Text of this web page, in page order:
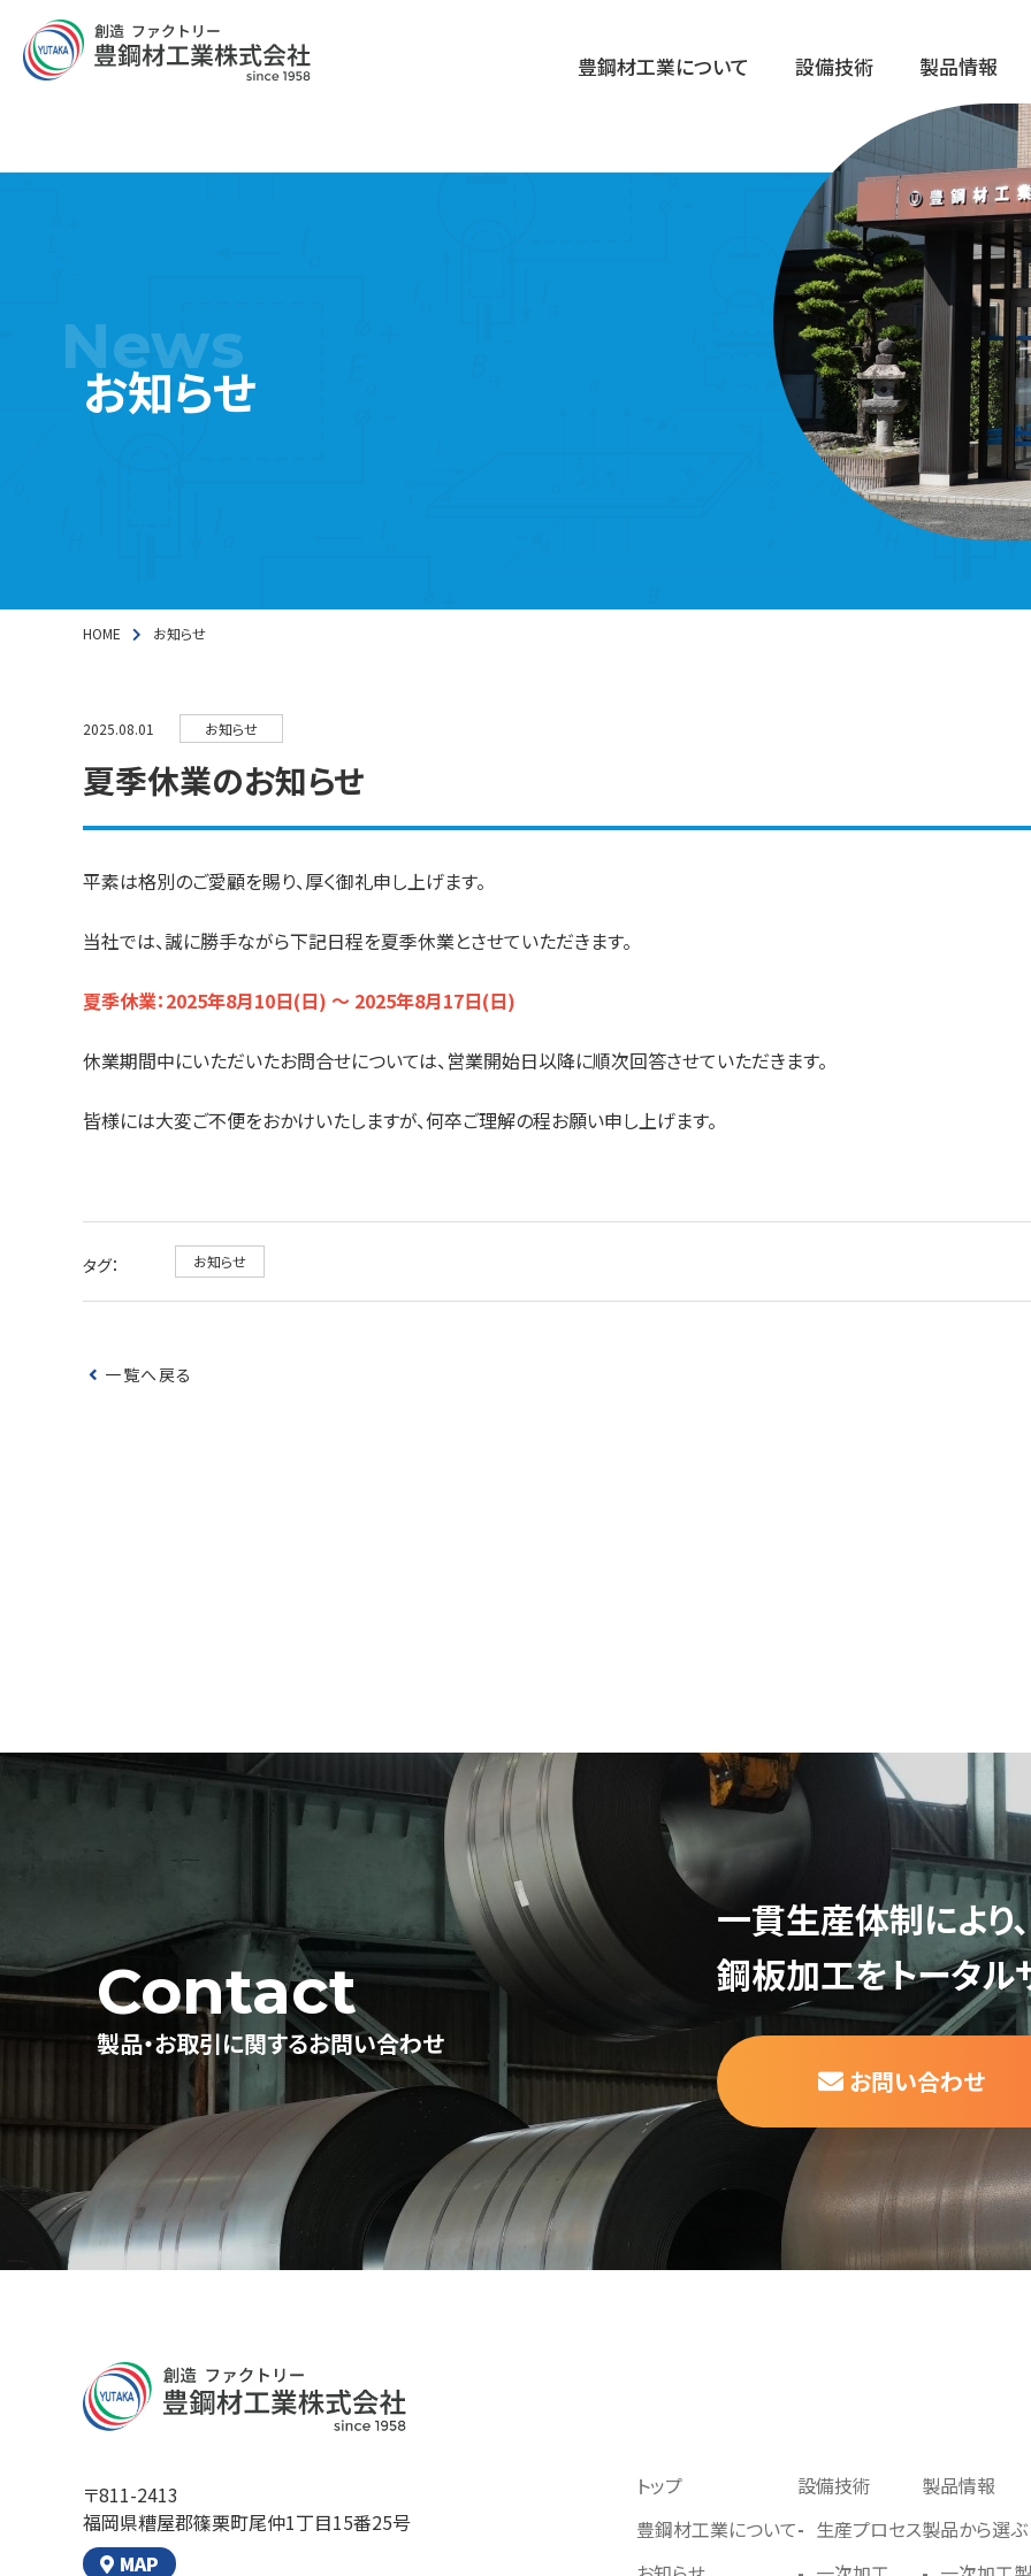
豊鋼材⼯業について 設備技術 製品情報
News
お知らせ
HOME お知らせ
2025.08.01 お知らせ
夏季休業のお知らせ
平素は格別のご愛顧を賜り、厚く御礼申し上げます。
当社では、誠に勝手ながら下記日程を夏季休業とさせていただきます。
夏季休業：2025年8月10日(日) ～ 2025年8月17日(日)
休業期間中にいただいたお問合せについては、営業開始日以降に順次回答させていただきます。
皆様には大変ご不便をおかけいたしますが、何卒ご理解の程お願い申し上げます。
タグ： お知らせ
一覧へ戻る
Contact
製品・お取引に関するお問い合わせ
一貫生産体制により、
鋼板加工をトータル
お問い合わせ
〒811-2413
福岡県糟屋郡篠栗町尾仲1丁目15番25号
MAP
トップ
豊鋼材⼯業について
設備技術
⽣産プロセス
製品情報
製品から選ぶ